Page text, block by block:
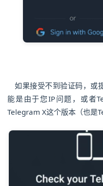
如果接受不到验证码，或
能是由于您IP问题，或者
Telegram X这个版本（也是